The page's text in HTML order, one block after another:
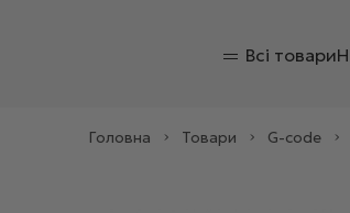
Всі товари
Головна > Товари > G-code >